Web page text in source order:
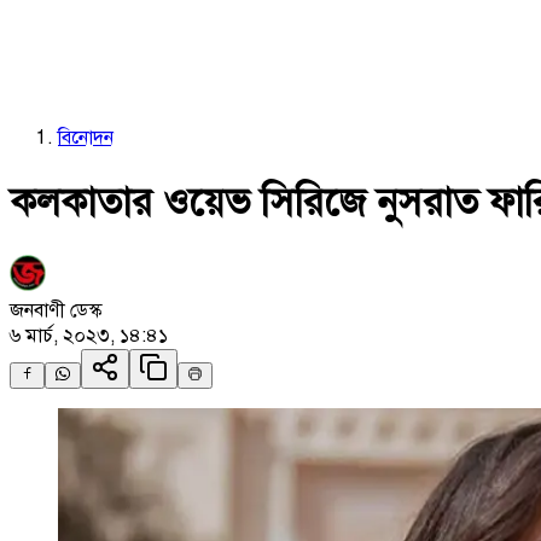
বিনোদন
কলকাতার ওয়েভ সিরিজে নুসরাত
জনবাণী ডেস্ক
৬ মার্চ, ২০২৩, ১৪:৪১